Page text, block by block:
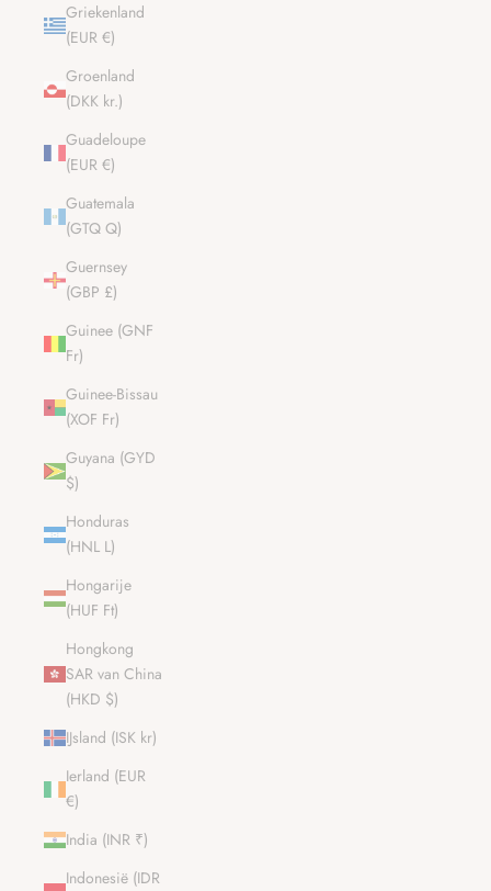
Griekenland
(EUR €)
Groenland
(DKK kr.)
Guadeloupe
(EUR €)
Guatemala
(GTQ Q)
Guernsey
(GBP £)
Guinee (GNF
Fr)
Guinee-Bissau
(XOF Fr)
Guyana (GYD
$)
Honduras
(HNL L)
Hongarije
(HUF Ft)
Hongkong
SAR van China
(HKD $)
IJsland (ISK kr)
Ierland (EUR
€)
India (INR ₹)
Indonesië (IDR